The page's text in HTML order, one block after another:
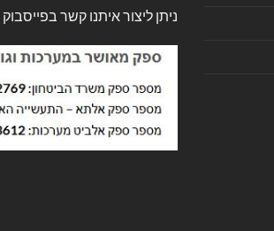
ניתן ליצור איתנו קשר בפייסבוק